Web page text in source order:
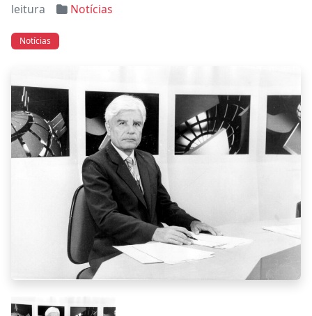
leitura
Notícias
Notícias